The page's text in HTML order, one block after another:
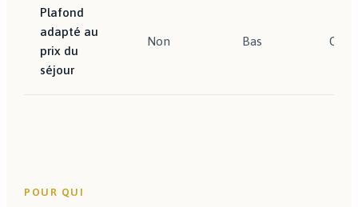
Plafond
adapté au
prix du
séjour
Non Bas Oui
POUR QUI